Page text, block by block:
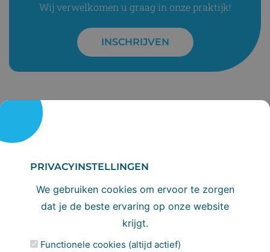
Wij verwelkomen u graag in onze praktijk!
INSCHRIJVEN
DIRECTINSCHRIJVEN
Wil je jezelf of je gezin inschrijven bij onze
tandartspraktijk? Je bent van harte welkom!
We kijken ernaar uit om je de beste
PRIVACYINSTELLINGEN
We gebruiken cookies om ervoor te zorgen
dat je de beste ervaring op onze website
krijgt.
Functionele cookies (altijd actief)